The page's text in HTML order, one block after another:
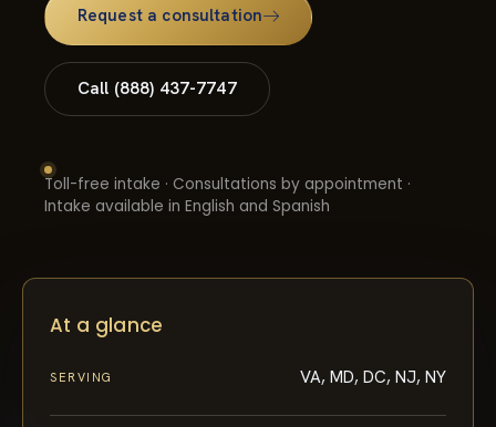
Request a consultation
Call (888) 437-7747
Toll-free intake · Consultations by appointment ·
Intake available in English and Spanish
At a glance
SERVING VA, MD, DC, NJ, NY